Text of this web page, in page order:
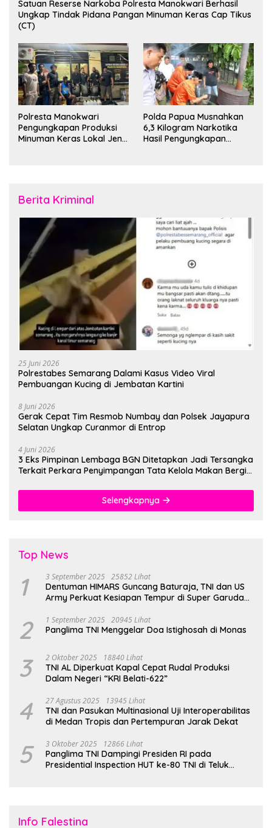
Satuan Reserse Narkoba Polresta Manokwari Berhasil
Ungkap Tindak Pidana Pangan Minuman Keras Cap Tikus
(CT)
Polresta Manokwari
Pengungkapan Produksi
Minuman Keras Lokal Jenis
Polda Papua Musnahkan
6,3 Kilogram Narkotika
Hasil Pengungkapan
Berita Kriminal
25 Juni 2026
Polrestabes Semarang Dalami Kasus Video Viral
Pembuangan Kucing di Jembatan Kartini
8 Juni 2026
Gerak Cepat Tim Resmob Numbay dan Polsek Jayapura
Selatan Ungkap Curanmor di Entrop
4 Juni 2026
3 Eks Pimpinan Lembaga BGN Ditetapkan Jadi Tersangka
Terkait Perkara Penyimpangan Tata Kelola Makan Bergizi
Selengkapnya
Top News
1 3 September 2025 25852 Lihat
Dentuman HIMARS Guncang Baturaja, TNI dan US
Army Perkuat Kesiapan Tempur di Super Garuda
2 1 September 2025 20945 Lihat
Panglima TNI Menggelar Doa Istighosah di Monas
3 2 Oktober 2025 18840 Lihat
TNI AL Diperkuat Kapal Cepat Rudal Produksi
Dalam Negeri “KRI Belati-622”
4 27 Agustus 2025 13945 Lihat
TNI dan Pasukan Multinasional Uji Interoperabilitas
di Medan Tropis dan Pertempuran Jarak Dekat
5 3 Oktober 2025 12866 Lihat
Panglima TNI Dampingi Presiden RI pada
Presidential Inspection HUT ke-80 TNI di Teluk
Info Falestina